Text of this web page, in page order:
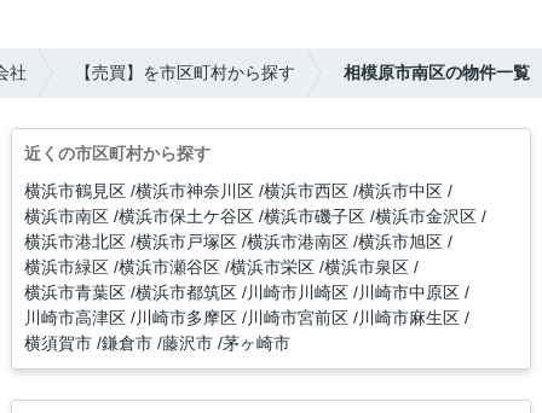
社 【売買】を市区町村から探す 相模原市南区の物件一覧
近くの市区町村から探す
横浜市鶴見区 横浜市神奈川区 横浜市西区 横浜市中区
横浜市南区 横浜市保土ケ谷区 横浜市磯子区 横浜市金沢区
横浜市港北区 横浜市戸塚区 横浜市港南区 横浜市旭区
横浜市緑区 横浜市瀬谷区 横浜市栄区 横浜市泉区
横浜市青葉区 横浜市都筑区 川崎市川崎区 川崎市中原区
川崎市高津区 川崎市多摩区 川崎市宮前区 川崎市麻生区
横須賀市 鎌倉市 藤沢市 茅ヶ崎市